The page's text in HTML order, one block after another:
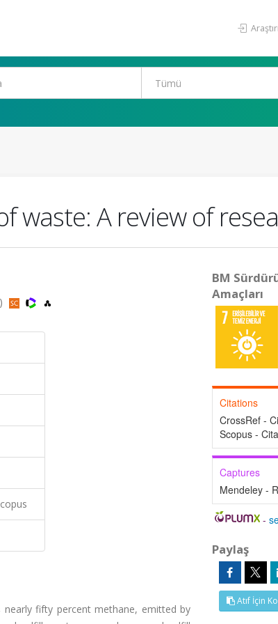
waste: A review of
fifty percent methane, emitted by
BM
Amaçları
Citations
CrossRef -
Scopus -
Captures
Mendeley -
-
Paylaş
Atıf İçin